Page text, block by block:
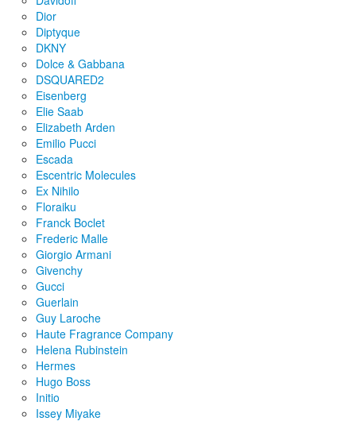
Dior
Diptyque
DKNY
Dolce & Gabbana
DSQUARED2
Eisenberg
Elie Saab
Elizabeth Arden
Emilio Pucci
Escada
Escentric Molecules
Ex Nihilo
Floraiku
Franck Boclet
Frederic Malle
Giorgio Armani
Givenchy
Gucci
Guerlain
Guy Laroche
Haute Fragrance Company
Helena Rubinstein
Hermes
Hugo Boss
Initio
Issey Miyake